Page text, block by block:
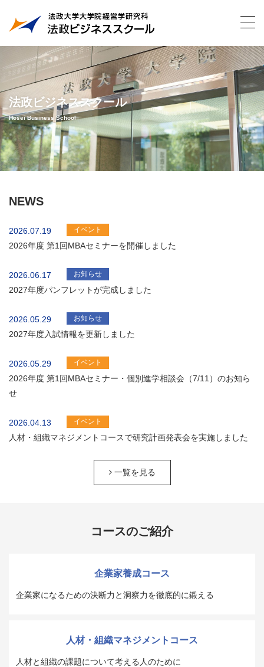
法政ビジネススクール
Hosei Business School
NEWS
2026.07.19 イベント
2026年度 第1回MBAセミナーを開催しました
2026.06.17 お知らせ
2027年度パンフレットが完成しました
2026.05.29 お知らせ
2027年度入試情報を更新しました
2026.05.29 イベント
2026年度 第1回MBAセミナー・個別進学相談会（7/11）のお知ら
せ
2026.04.13 イベント
人材・組織マネジメントコースで研究計画発表会を実施しました
一覧を見る
コースのご紹介
企業家養成コース
企業家になるための決断力と洞察力を徹底的に鍛える
人材・組織マネジメントコース
人材と組織の課題について考える人のために